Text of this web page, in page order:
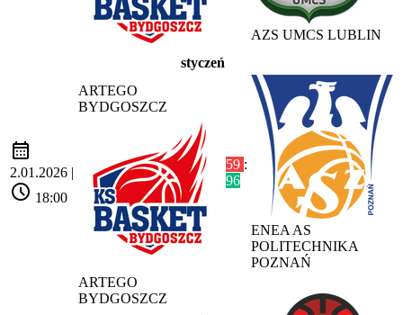
AZS UMCS LUBLIN
styczeń
calendar_month
2.01.2026 |
schedule 18:00
ARTEGO
BYDGOSZCZ
59 :
96
ENEA AS
POLITECHNIKA
POZNAŃ
ARTEGO
BYDGOSZCZ